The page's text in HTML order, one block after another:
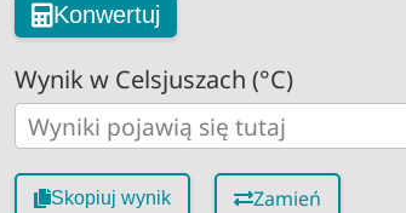
Konwertuj
Wynik w Celsjuszach (°C)
Skopiuj wynik Zamień